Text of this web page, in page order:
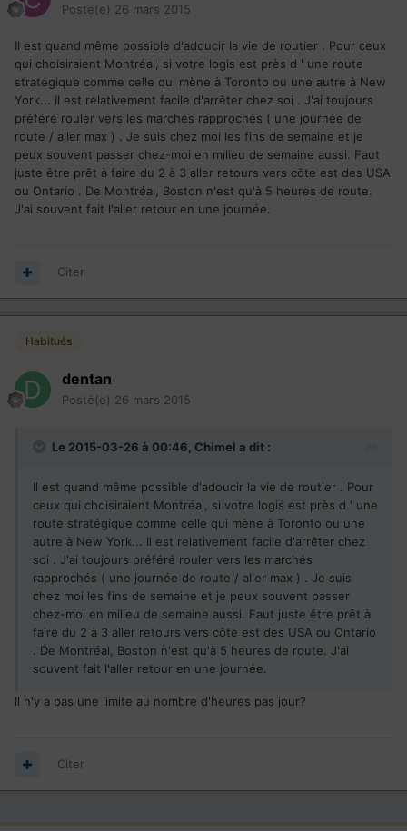
Posté(e) 26 mars 2015
Il est quand même possible d'adoucir la vie de routier . Pour ceux
qui choisiraient Montréal, si votre logis est près d ' une route
stratégique comme celle qui mène à Toronto ou une autre à New
York... Il est relativement facile d'arrêter chez soi . J'ai toujours
préféré rouler vers les marchés rapprochés ( une journée de
route / aller max ) . Je suis chez moi les fins de semaine et je
peux souvent passer chez-moi en milieu de semaine aussi. Faut
juste être prêt à faire du 2 à 3 aller retours vers côte est des USA
ou Ontario . De Montréal, Boston n'est qu'à 5 heures de route.
J'ai souvent fait l'aller retour en une journée.
Citer
Habitués
dentan
Posté(e) 26 mars 2015
Le 2015-03-26 à 00:46, Chimel a dit :
Il est quand même possible d'adoucir la vie de routier . Pour
ceux qui choisiraient Montréal, si votre logis est près d ' une
route stratégique comme celle qui mène à Toronto ou une
autre à New York... Il est relativement facile d'arrêter chez
soi . J'ai toujours préféré rouler vers les marchés
rapprochés ( une journée de route / aller max ) . Je suis
chez moi les fins de semaine et je peux souvent passer
chez-moi en milieu de semaine aussi. Faut juste être prêt à
faire du 2 à 3 aller retours vers côte est des USA ou Ontario
. De Montréal, Boston n'est qu'à 5 heures de route. J'ai
souvent fait l'aller retour en une journée.
Il n'y a pas une limite au nombre d'heures pas jour?
Citer